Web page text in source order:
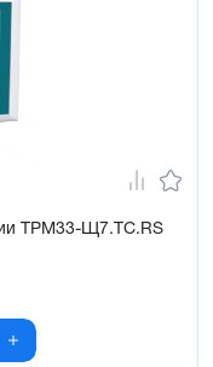
ТРМ33-Щ7.ТС.RS